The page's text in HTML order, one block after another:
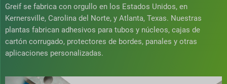
Greif se fabrica con orgullo en los Estados Unidos, en
Kernersville, Carolina del Norte, y Atlanta, Texas. Nuestras
plantas fabrican adhesivos para tubos y núcleos, cajas de
cartón corrugado, protectores de bordes, panales y otras
aplicaciones personalizadas.